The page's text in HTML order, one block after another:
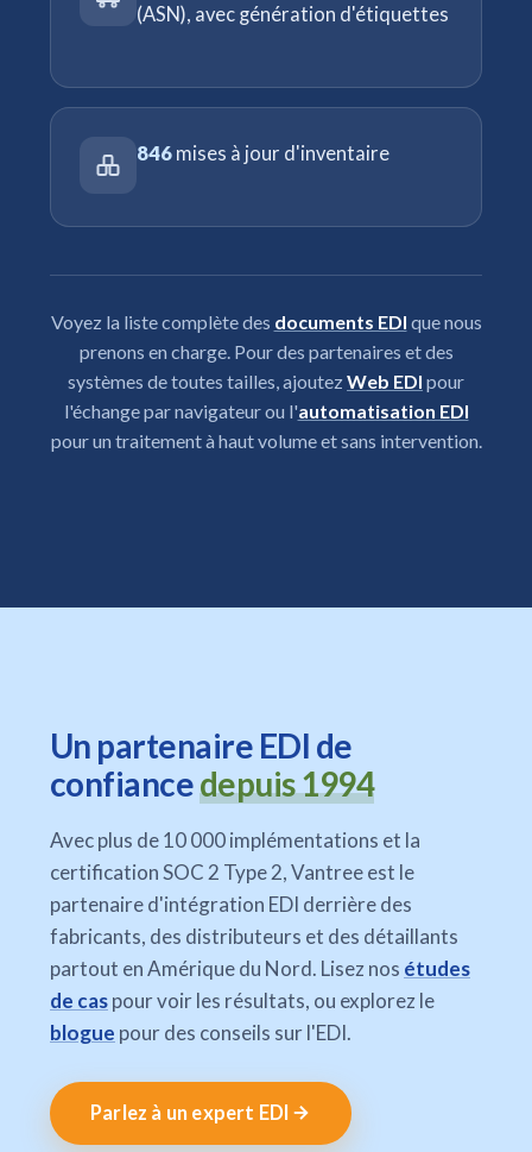
(ASN), avec génération d'étiquettes
846 mises à jour d'inventaire
Voyez la liste complète des documents EDI que nous
prenons en charge. Pour des partenaires et des
systèmes de toutes tailles, ajoutez Web EDI pour
l'échange par navigateur ou l'automatisation EDI
pour un traitement à haut volume et sans intervention.
Un partenaire EDI de
confiancedepuis 1994
Avec plus de 10 000 implémentations et la
certification SOC 2 Type 2, Vantree est le
partenaire d'intégration EDI derrière des
fabricants, des distributeurs et des détaillants
partout en Amérique du Nord. Lisez nos études
de caspour voir les résultats, ou explorez le
blogue pour des conseils sur l'EDI.
Parlez à un expert EDI